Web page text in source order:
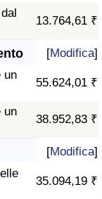
13.764,61 ₹
[Modifica]
un
55.624,01 ₹
un
38.952,83 ₹
[Modifica]
35.094,19 ₹